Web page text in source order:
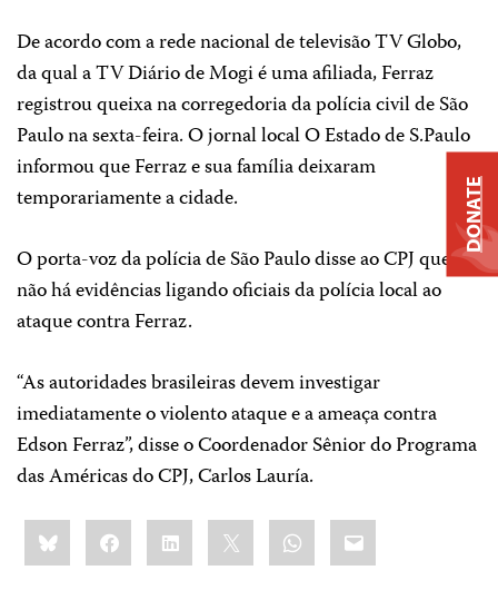
De acordo com a rede nacional de televisão TV Globo,
da qual a TV Diário de Mogi é uma afiliada, Ferraz
registrou queixa na corregedoria da polícia civil de São
Paulo na sexta-feira. O jornal local O Estado de S.Paulo
informou que Ferraz e sua família deixaram
temporariamente a cidade.
O porta-voz da polícia de São Paulo disse ao CPJ que
não há evidências ligando oficiais da polícia local ao
ataque contra Ferraz.
“As autoridades brasileiras devem investigar
imediatamente o violento ataque e a ameaça contra
Edson Ferraz”, disse o Coordenador Sênior do Programa
das Américas do CPJ, Carlos Lauría.
Share
this:BlueskyFacebookLinkedIn WhatsApp
Email
DONATE